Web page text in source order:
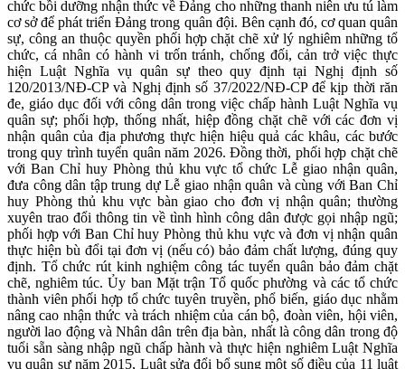
chức bồi dưỡng nhận thức về Đảng cho những thanh niên ưu tú làm
cơ sở để phát triển Đảng trong quân đội. Bên cạnh đó, cơ quan quân
sự, công an thuộc quyền phối hợp chặt chẽ xử lý nghiêm những tổ
chức, cá nhân có hành vi trốn tránh, chống đối, cản trở việc thực
hiện Luật Nghĩa vụ quân sự theo quy định tại Nghị định số
120/2013/NĐ-CP và Nghị định số 37/2022/NĐ-CP để kịp thời răn
đe, giáo dục đối với công dân trong việc chấp hành Luật Nghĩa vụ
quân sự; phối hợp, thống nhất, hiệp đồng chặt chẽ với các đơn vị
nhận quân của địa phương thực hiện hiệu quả các khâu, các bước
trong quy trình tuyển quân năm 2026. Đồng thời, phối hợp chặt chẽ
với Ban Chỉ huy Phòng thủ khu vực tổ chức Lễ giao nhận quân,
đưa công dân tập trung dự Lễ giao nhận quân và cùng với Ban Chỉ
huy Phòng thủ khu vực bàn giao cho đơn vị nhận quân; thường
xuyên trao đổi thông tin về tình hình công dân được gọi nhập ngũ;
phối hợp với Ban Chỉ huy Phòng thủ khu vực và đơn vị nhận quân
thực hiện bù đổi tại đơn vị (nếu có) bảo đảm chất lượng, đúng quy
định. Tổ chức rút kinh nghiệm công tác tuyển quân bảo đảm chặt
chẽ, nghiêm túc. Ủy ban Mặt trận Tổ quốc phường và các tổ chức
thành viên phối hợp tổ chức tuyên truyền, phổ biến, giáo dục nhằm
nâng cao nhận thức và trách nhiệm của cán bộ, đoàn viên, hội viên,
người lao động và Nhân dân trên địa bàn, nhất là công dân trong độ
tuổi sẵn sàng nhập ngũ chấp hành và thực hiện nghiêm Luật Nghĩa
vụ quân sự năm 2015, Luật sửa đổi bổ sung một số điều của 11 luật